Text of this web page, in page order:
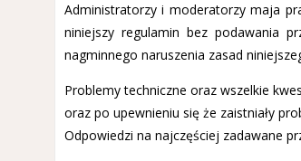
Administratorzy i moderatorzy maja
niniejszy regulamin bez podawania
nagminnego naruszenia zasad
Problemy techniczne oraz wszelkie
oraz po upewnieniu się że zaistniały
Odpowiedzi na najczęściej zadawane